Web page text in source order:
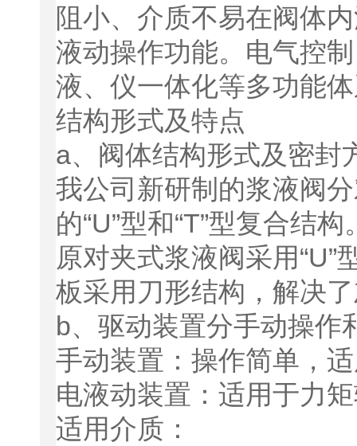
阻小、介质不易在阀体
液动操作功能。电气控
液、仪一体化等多功能
结构形式及特点
a、阀体结构形式及密封
我公司新研制的浆液阀
的“U”型和“T”型复合结
原对夹式浆液阀采用
板采用刀形结构，解决
b、驱动装置分手动操作
手动装置：操作简单，
电液动装置：适用于力
适用介质：